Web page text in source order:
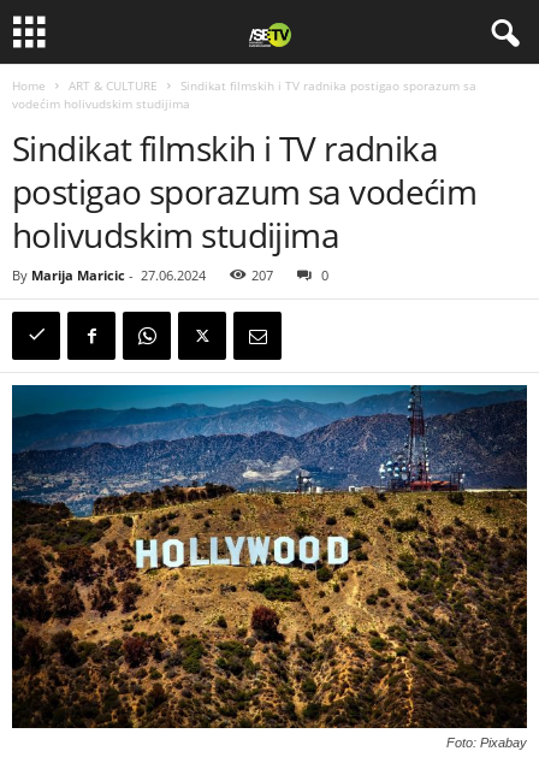
Home ART & CULTURE
Sindikat filmskih i TV radnika postigao sporazum sa
vodećim holivudskim studijima
Sindikat filmskih i TV radnika
postigao sporazum sa vodećim
holivudskim studijima
By Marija Maricic - 27.06.2024 207 0
Foto: Pixabay